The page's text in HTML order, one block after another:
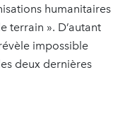
humanitaires
terrain ». D’autant
impossible
deux dernières